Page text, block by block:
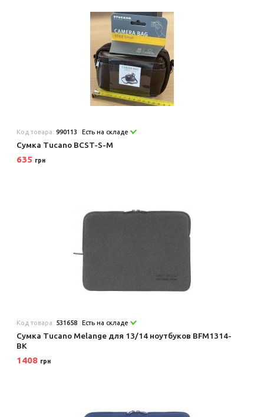
Код товара:990113 Есть на складе
Сумка Tucano BCST-S-M
635 грн
Код товара: 531658 Есть на складе
Сумка Tucano Melange для 13/14 ноутбуков BFM1314-
BK
1408 грн